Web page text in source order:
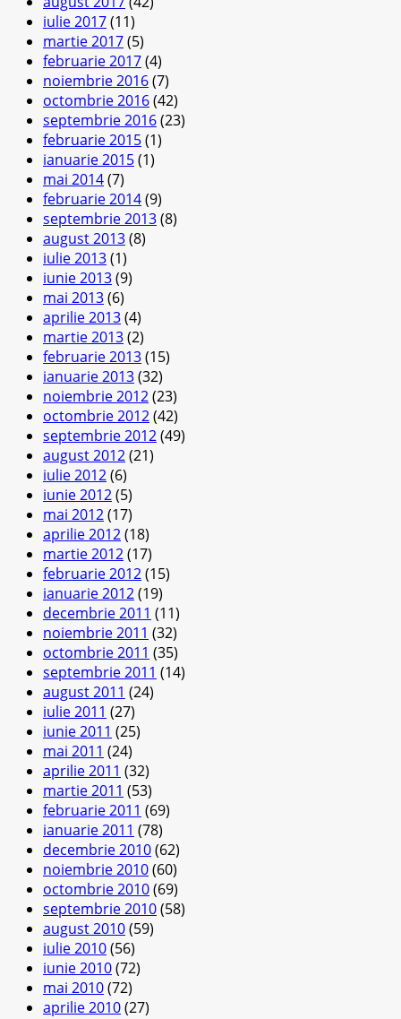
iulie 2017(11)
martie 2017(5)
februarie 2017(4)
noiembrie 2016(7)
octombrie 2016(42)
septembrie 2016(23)
februarie 2015(1)
ianuarie 2015(1)
mai 2014(7)
februarie 2014(9)
septembrie 2013(8)
august 2013(8)
iulie 2013(1)
iunie 2013(9)
mai 2013(6)
aprilie 2013(4)
martie 2013(2)
februarie 2013(15)
ianuarie 2013(32)
noiembrie 2012(23)
octombrie 2012(42)
septembrie 2012(49)
august 2012(21)
iulie 2012(6)
iunie 2012(5)
mai 2012(17)
aprilie 2012(18)
martie 2012(17)
februarie 2012(15)
ianuarie 2012(19)
decembrie 2011 (11)
noiembrie 2011 (32)
octombrie 2011 (35)
septembrie 2011 (14)
august 2011 (24)
iulie 2011 (27)
iunie 2011 (25)
mai 2011 (24)
aprilie 2011 (32)
martie 2011 (53)
februarie 2011 (69)
ianuarie 2011 (78)
decembrie 2010(62)
noiembrie 2010(60)
octombrie 2010(69)
septembrie 2010(58)
august 2010(59)
iulie 2010(56)
iunie 2010(72)
mai 2010(72)
aprilie 2010(27)